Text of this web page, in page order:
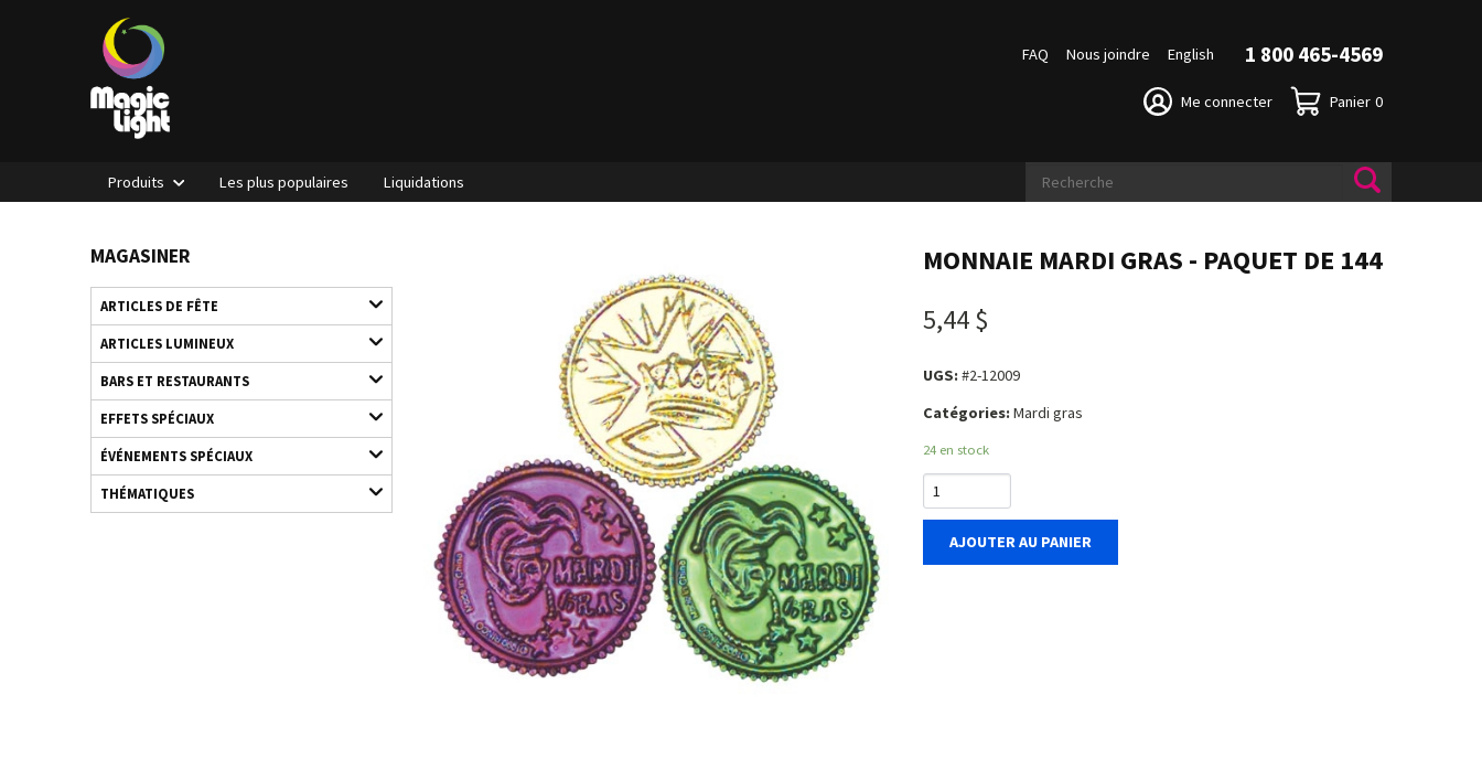
FAQ Nous joindre English 1 800 465-4569
Me connecter Panier 0
Produits Les plus populaires Liquidations
MAGASINER
ARTICLES DE FÊTE
ARTICLES LUMINEUX
BARS ET RESTAURANTS
EFFETS SPÉCIAUX
ÉVÉNEMENTS SPÉCIAUX
THÉMATIQUES
MONNAIE MARDI GRAS - PAQUET DE 144
5,44 $
UGS:#2-12009
Catégories:Mardi gras
24 en stock
AJOUTER AU PANIER